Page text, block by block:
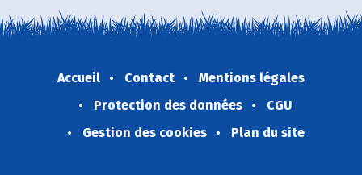
Accueil Contact
Mentions légales
Protection des données
CGU
Gestion des cookies
Plan du site